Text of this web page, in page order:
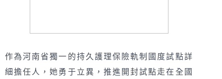
作為河南省獨一的持久護理保險軌制國度試點詳
細擔任人，她勇于立異，推進開封試點走在全國